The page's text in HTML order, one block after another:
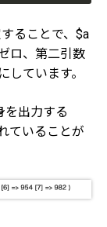
ることで、$a
ロ、第二引数
ています。
を出力する
ていることが